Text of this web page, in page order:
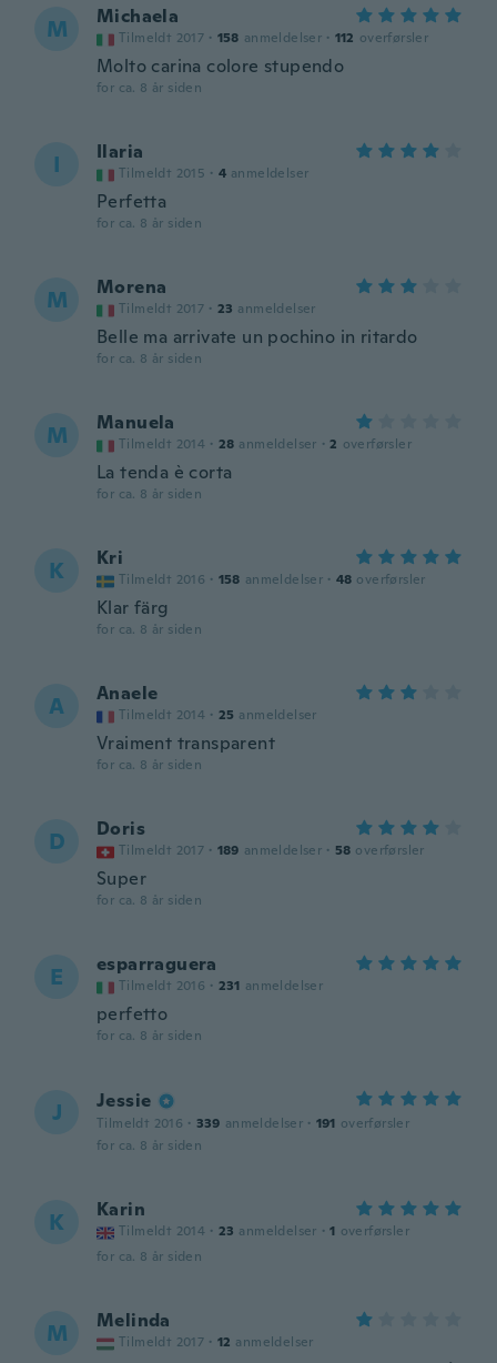
M Michaela
Tilmeldt 2017 · 158 anmeldelser · 112 overførsler
Molto carina colore stupendo
for ca. 8 år siden
I Ilaria
Tilmeldt 2015 · 4 anmeldelser
Perfetta
for ca. 8 år siden
M Morena
Tilmeldt 2017 · 23 anmeldelser
Belle ma arrivate un pochino in ritardo
for ca. 8 år siden
M Manuela
Tilmeldt 2014 · 28 anmeldelser · 2 overførsler
La tenda è corta
for ca. 8 år siden
K Kri
Tilmeldt 2016 · 158 anmeldelser · 48 overførsler
Klar färg
for ca. 8 år siden
A Anaele
Tilmeldt 2014 · 25 anmeldelser
Vraiment transparent
for ca. 8 år siden
D Doris
Tilmeldt 2017 · 189 anmeldelser · 58 overførsler
Super
for ca. 8 år siden
E esparraguera
Tilmeldt 2016 · 231 anmeldelser
perfetto
for ca. 8 år siden
J Jessie
Tilmeldt 2016 · 339 anmeldelser · 191 overførsler
for ca. 8 år siden
K Karin
Tilmeldt 2014 · 23 anmeldelser · 1 overførsler
for ca. 8 år siden
M Melinda
Tilmeldt 2017 · 12 anmeldelser